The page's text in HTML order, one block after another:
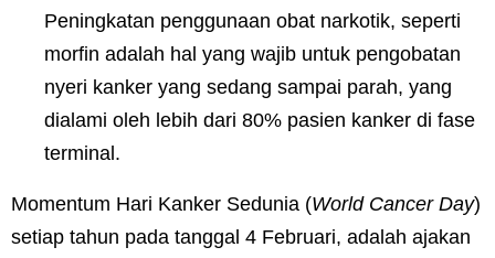
Peningkatan penggunaan obat narkotik, seperti
morfin adalah hal yang wajib untuk pengobatan
nyeri kanker yang sedang sampai parah, yang
dialami oleh lebih dari 80% pasien kanker di fase
terminal.
Momentum Hari Kanker Sedunia (World Cancer Day)
setiap tahun pada tanggal 4 Februari, adalah ajakan